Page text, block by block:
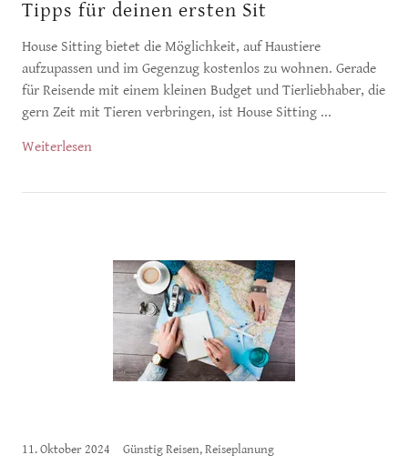
Tipps für deinen ersten Sit
House Sitting bietet die Möglichkeit, auf Haustiere
aufzupassen und im Gegenzug kostenlos zu wohnen. Gerade
für Reisende mit einem kleinen Budget und Tierliebhaber, die
gern Zeit mit Tieren verbringen, ist House Sitting ...
Weiterlesen
11. Oktober 2024 Günstig Reisen, Reiseplanung